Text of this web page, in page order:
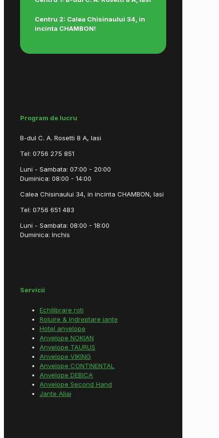
Centru 2: Calea Chisinaului 34, in
incinta CHAMBON!
Program de lucru
B-dul C. A. Rosetti 8 A, Iasi
Tel: 0756 275 851
Luni - Sambata: 07:00 - 20:00
Duminica: 08:00 - 14:00
Calea Chisinaului 34, in incinta CHAMBON, Iasi
Tel: 0756 651 483
Luni - Sambata: 08:00 - 18:00
Duminica: Inchis
Servicii
Echilibrare roti
Roluire & Indreptare jante
Hotel anvelope
Anvelope NOKIAN
Anvelope TAURUS
Anvelope VIKING
Anvelope CONTINENTAL
Anvelope DEBICA
Anvelope Second Hand
Jante Aliaj